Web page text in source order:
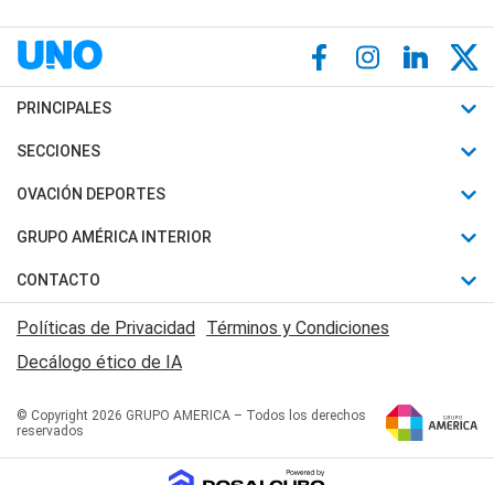
PRINCIPALES
Últimas Noticias
Política
Judiciales
Economia
SECCIONES
Horóscopo
Motores
Trucos caseros
Series y Películas
Edictos y Solicitadas
OVACIÓN DEPORTES
Fútbol
Mundial
Automovilismo
Rugby
Básquet
GRUPO AMÉRICA INTERIOR
Canal 7 en Vivo
San Juan 8
CONTACTO
Acerca de Nosotros
Contactanos
Políticas de Privacidad Términos y Condiciones
Decálogo ético de IA
© Copyright 2026 GRUPO AMERICA – Todos los derechos
reservados